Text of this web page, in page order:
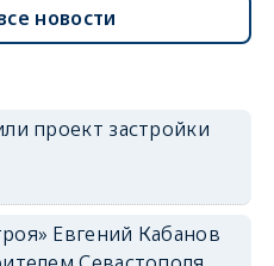
новости
проект застройки
Евгений Кабанов